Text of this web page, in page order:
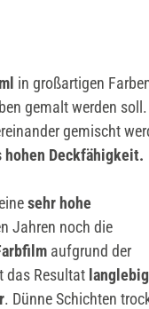
in großartigen
gemalt werden
gemischt
Deckfähigkeit.
sehr hohe
Jahren noch die
aufgrund der
das Resultat
. Dünne Schichten